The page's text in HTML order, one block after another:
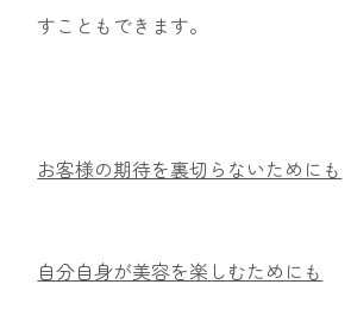
すこともできます。
お客様の期待を裏切らないためにも
自分自身が美容を楽しむためにも